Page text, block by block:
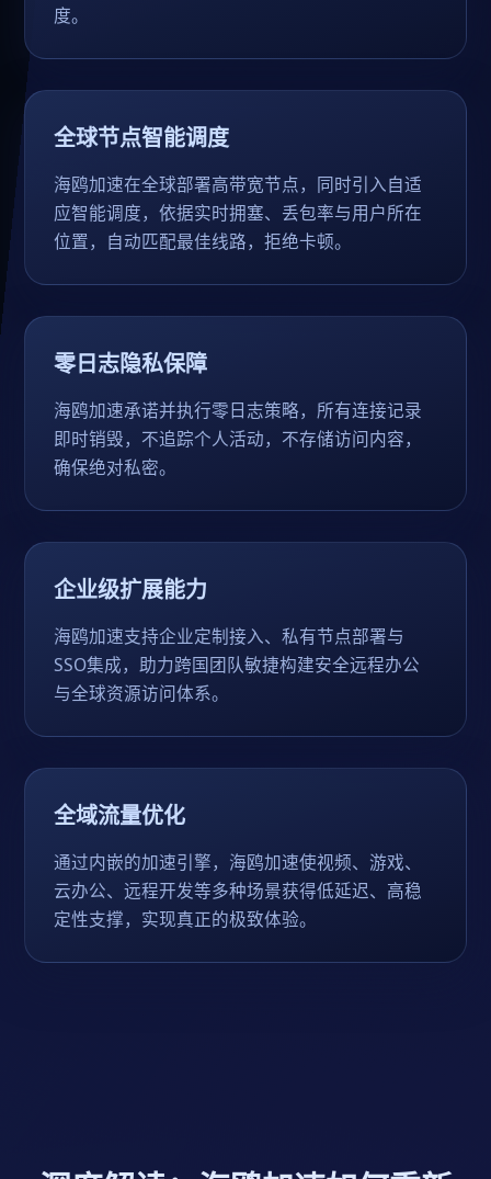
度。
全球节点智能调度
海鸥加速在全球部署高带宽节点，同时引入自适
应智能调度，依据实时拥塞、丢包率与用户所在
位置，自动匹配最佳线路，拒绝卡顿。
零日志隐私保障
海鸥加速承诺并执行零日志策略，所有连接记录
即时销毁，不追踪个人活动，不存储访问内容，
确保绝对私密。
企业级扩展能力
海鸥加速支持企业定制接入、私有节点部署与
SSO集成，助力跨国团队敏捷构建安全远程办公
与全球资源访问体系。
全域流量优化
通过内嵌的加速引擎，海鸥加速使视频、游戏、
云办公、远程开发等多种场景获得低延迟、高稳
定性支撑，实现真正的极致体验。